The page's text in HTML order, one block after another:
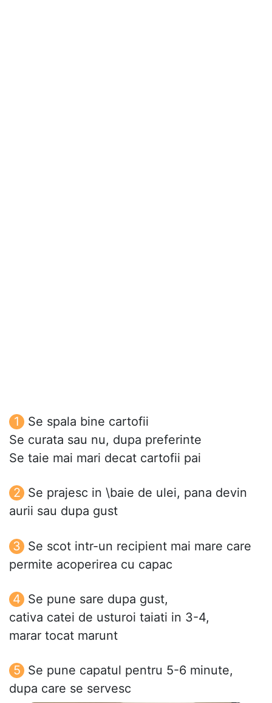
Se spala bine cartofii
Se curata sau nu, dupa preferinte
Se taie mai mari decat cartofii pai
Se prajesc in \baie de ulei, pana devin
aurii sau dupa gust
Se scot intr-un recipient mai mare care
permite acoperirea cu capac
Se pune sare dupa gust,
cativa catei de usturoi taiati in 3-4,
marar tocat marunt
Se pune capatul pentru 5-6 minute,
dupa care se servesc